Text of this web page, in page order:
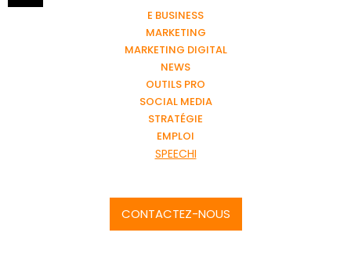
E BUSINESS
MARKETING
MARKETING DIGITAL
NEWS
OUTILS PRO
SOCIAL MEDIA
STRATÉGIE
EMPLOI
SPEECHI
CONTACTEZ-NOUS